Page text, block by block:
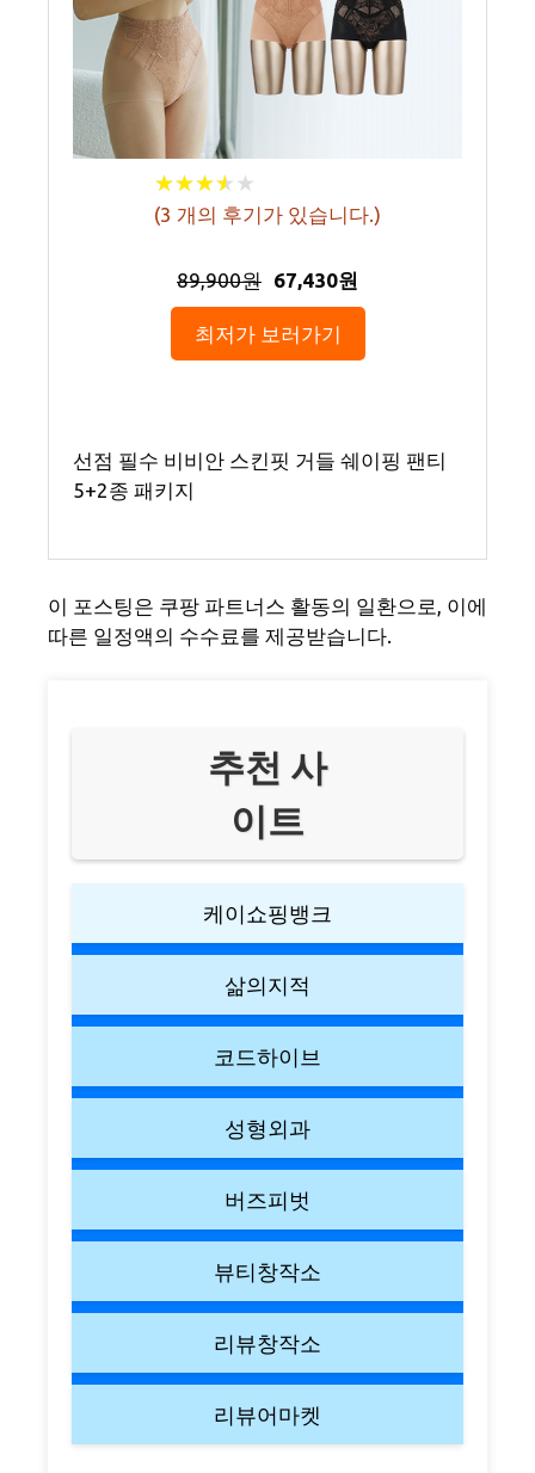
★★★★ ★
★★★★ ★
(3 개의 후기가 있습니다.)
89,900원 67,430원
최저가 보러가기
선점 필수 비비안 스킨핏 거들 쉐이핑 팬티
5+2종 패키지
이 포스팅은 쿠팡 파트너스 활동의 일환으로, 이에
따른 일정액의 수수료를 제공받습니다.
추천 사
이트
케이쇼핑뱅크
삶의지적
코드하이브
성형외과
버즈피벗
뷰티창작소
리뷰창작소
리뷰어마켓